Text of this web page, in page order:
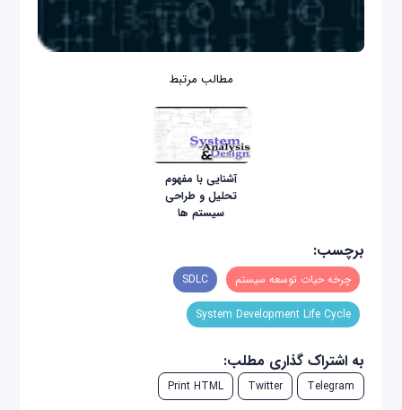
مطالب مرتبط
آشنایی با مفهوم
تحلیل و طراحی
سیستم‌ ها
برچسب:
چرخه حیات توسعه سیستم SDLC
System Development Life Cycle
به اشتراک گذاری مطلب:
Telegram
Twitter
Print HTML